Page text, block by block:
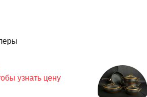
узнать цену